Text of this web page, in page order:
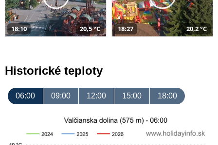
18:10 20,5 °C 18:27 20,2 °C
Historické teploty
06:00 09:00 12:00 15:00 18:00